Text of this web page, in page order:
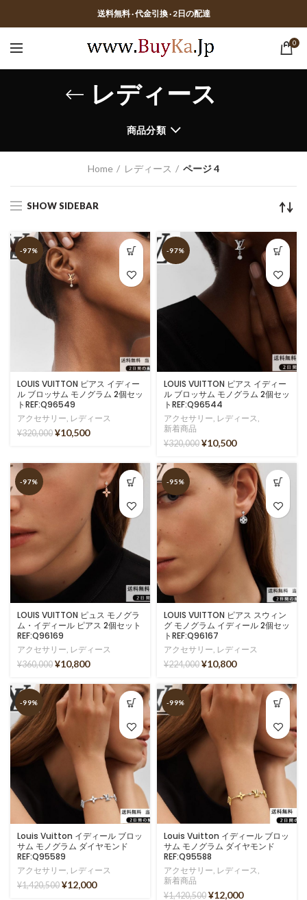
送料無料 · 代金引換 · 2日の配達
0
レディース
商品分類
Home レディース ページ 4
SHOW SIDEBAR
-97%
LOUIS VUITTON ピアス イディー
ル ブロッサム モノグラム 2個セッ
トREF:Q96549
アクセサリー, レディース
¥320,000 ¥10,500
-97%
LOUIS VUITTON ピアス イディー
ル ブロッサム モノグラム 2個セッ
トREF:Q96544
アクセサリー, レディース,
新着商品
¥320,000 ¥10,500
-97%
LOUIS VUITTON ピュス モノグラ
ム・イディール ピアス 2個セット
REF:Q96169
アクセサリー, レディース
¥360,000 ¥10,800
-95%
LOUIS VUITTON ピアス スウィン
グ モノグラム イディール 2個セッ
トREF:Q96167
アクセサリー, レディース
¥224,000 ¥10,800
-99%
Louis Vuitton イディール ブロッ
サム モノグラム ダイヤモンド
REF:Q95589
アクセサリー, レディース
¥1,420,500 ¥12,000
-99%
Louis Vuitton イディール ブロッ
サム モノグラム ダイヤモンド
REF:Q95588
アクセサリー, レディース,
新着商品
¥1,420,500 ¥12,000